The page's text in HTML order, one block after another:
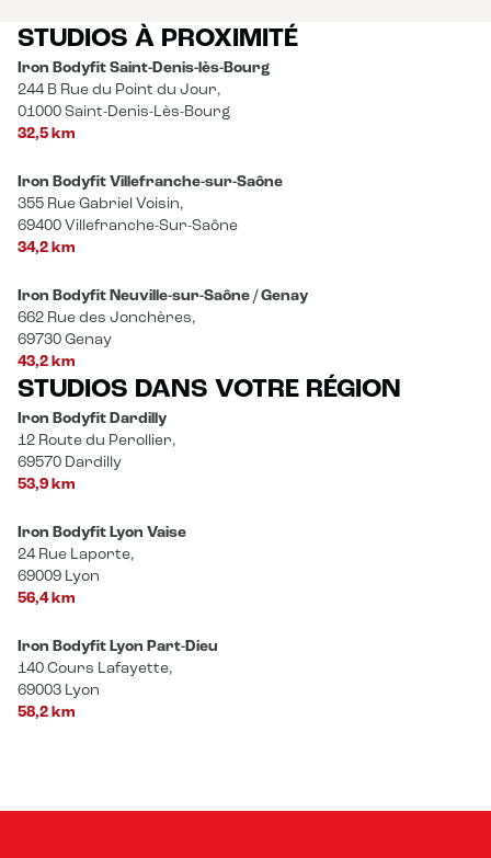
STUDIOS À PROXIMITÉ
Iron Bodyfit Saint-Denis-lès-Bourg
244 B Rue du Point du Jour,
01000 Saint-Denis-Lès-Bourg
32,5 km
Iron Bodyfit Villefranche-sur-Saône
355 Rue Gabriel Voisin,
69400 Villefranche-Sur-Saône
34,2 km
Iron Bodyfit Neuville-sur-Saône / Genay
662 Rue des Jonchères,
69730 Genay
43,2 km
STUDIOS DANS VOTRE RÉGION
Iron Bodyfit Dardilly
12 Route du Perollier,
69570 Dardilly
53,9 km
Iron Bodyfit Lyon Vaise
24 Rue Laporte,
69009 Lyon
56,4 km
Iron Bodyfit Lyon Part-Dieu
140 Cours Lafayette,
69003 Lyon
58,2 km